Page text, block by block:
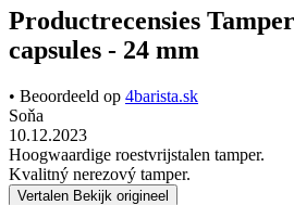
Productrecensies
capsules - 24 mm
• Beoordeeld op 4barista.sk
Soňa
10.12.2023
Hoogwaardige roestvrijstalen tamper.
Kvalitný nerezový tamper.
Vertalen Bekijk origineel